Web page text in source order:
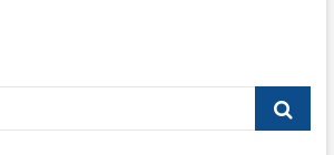
Busca